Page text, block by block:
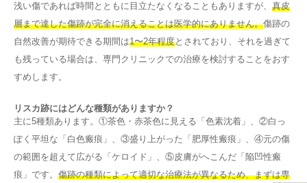
浅い傷であれば時間とともに目立たなくなることもありますが、 真皮
層まで達した傷跡が完全に消えることは医学的にありません。傷跡の
自然改善が期待できる期間は1〜2年程度とされており、それを過ぎて
も残っている場合は、専門クリニックでの治療を検討することをおす
すめします。
リスカ跡にはどんな種類がありますか？
主に5種類あります。①茶色・赤茶色に見える「色素沈着」、②白っ
ぽく平坦な「白色瘢痕」、③盛り上がった「肥厚性瘢痕」、④元の傷
の範囲を超えて広がる「ケロイド」、⑤皮膚がへこんだ「陥凹性瘢
痕」です。 傷跡の種類によって適切な治療法が異なるため、まずは専